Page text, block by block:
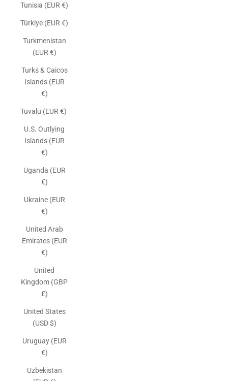
Tunisia (EUR €)
Türkiye (EUR €)
Turkmenistan
(EUR €)
Turks & Caicos
Islands (EUR
€)
Tuvalu (EUR €)
U.S. Outlying
Islands (EUR
€)
Uganda (EUR
€)
Ukraine (EUR
€)
United Arab
Emirates (EUR
€)
United
Kingdom (GBP
£)
United States
(USD $)
Uruguay (EUR
€)
Uzbekistan